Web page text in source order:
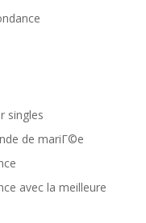
singles
de mariГ©e
avec la meilleure